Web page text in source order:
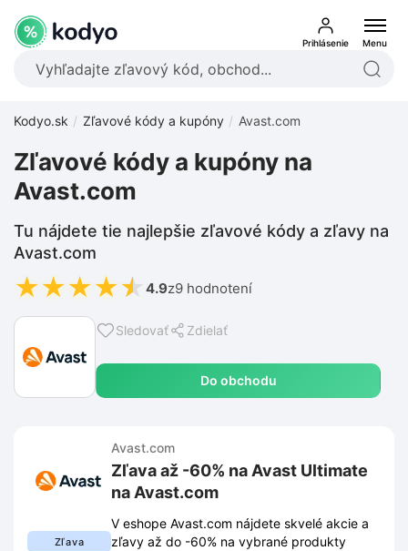
Prihlásenie Menu
Kodyo.sk Zľavové kódy a kupóny Avast.com
Sledovať Zdielať
Do obchodu
Zľavové kódy a kupóny na
Avast.com
Tu nájdete tie najlepšie zľavové kódy a zľavy na
Avast.com
★★★★★ 4.9z9 hodnotení
Zľava
Avast.com
Zľava až -60% na Avast Ultimate
na Avast.com
V eshope Avast.com nájdete skvelé akcie a
zľavy až do -60% na vybrané produkty